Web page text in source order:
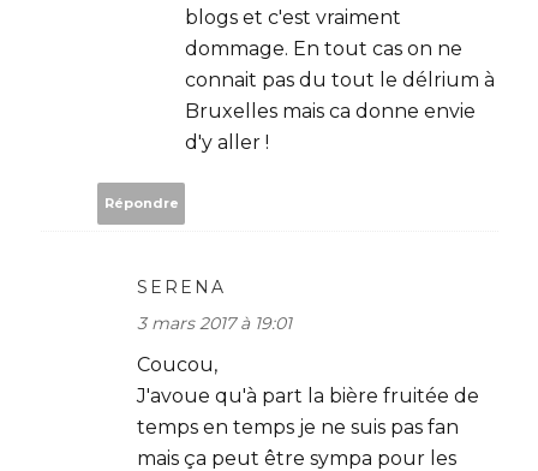
blogs et c'est vraiment
dommage. En tout cas on ne
connait pas du tout le délrium à
Bruxelles mais ca donne envie
d'y aller !
Répondre
SERENA
3 mars 2017 à 19:01
Coucou,
J'avoue qu'à part la bière fruitée de
temps en temps je ne suis pas fan
mais ça peut être sympa pour les